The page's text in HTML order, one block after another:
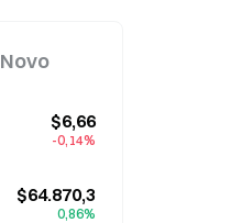
Novo
$6,66
-0,14%
$64.870,3
0,86%